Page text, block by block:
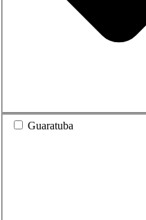
Guaratuba